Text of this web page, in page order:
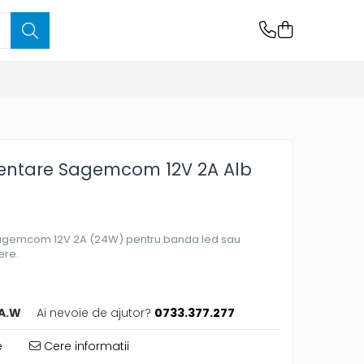
Sagemcom 12V 2A Alb
12V 2A (24W) pentru banda led sau
Ai nevoie de ajutor? 0733.377.277
Cere informatii